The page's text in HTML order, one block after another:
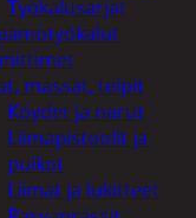
Työkalusarjat
massat, teipit
Köydet ja narut
Liimapistoolit ja
puikot
Liimat ja lukitteet